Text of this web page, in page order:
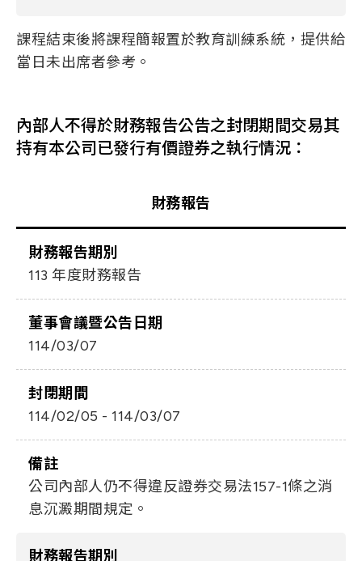
課程結束後將課程簡報置於教育訓練系統，提供給
當日未出席者參考。
內部人不得於財務報告公告之封閉期間交易其
持有本公司已發行有價證券之執行情況：
財務報告
財務報告期別
113 年度財務報告
董事會議暨公告日期
114/03/07
封閉期間
114/02/05 - 114/03/07
備註
公司內部人仍不得違反證券交易法157-1條之消
息沉澱期間規定。
財務報告期別